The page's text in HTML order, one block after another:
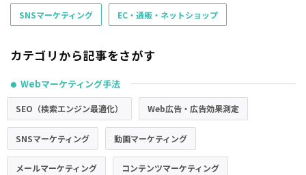
SNSマーケティング EC・通販・ネットショップ
カテゴリから記事をさがす
● Webマーケティング手法
SEO（検索エンジン最適化） Web広告・広告効果測定
SNSマーケティング 動画マーケティング
メールマーケティング コンテンツマーケティング